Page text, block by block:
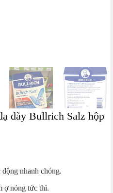
dày Bullrich Salz hộp
nhanh chóng.
ợ nóng tức thì.